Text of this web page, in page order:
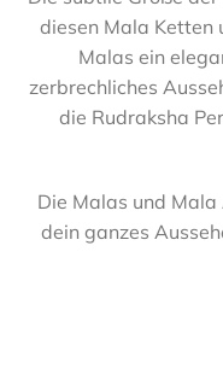
diesen Mala Ketten
Malas ein
zerbrechliches
die Rudraksha
Die Malas und
dein ganzes